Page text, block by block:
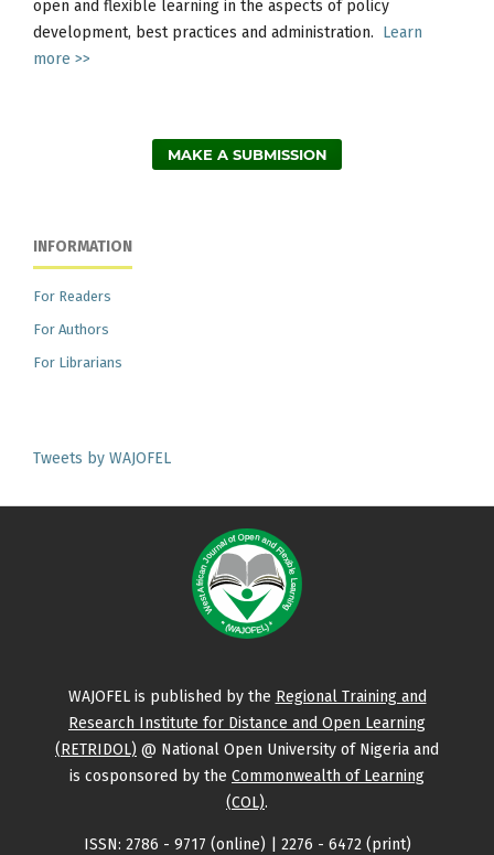
open and flexible learning in the aspects of policy
development, best practices and administration. Learn
more >>
MAKE A SUBMISSION
INFORMATION
For Readers
For Authors
For Librarians
Tweets by WAJOFEL
WAJOFEL is published by the Regional Training and
Research Institute for Distance and Open Learning
(RETRIDOL) @ National Open University of Nigeria and
is cosponsored by the Commonwealth of Learning
(COL).
ISSN: 2786 - 9717 (online) | 2276 - 6472 (print)